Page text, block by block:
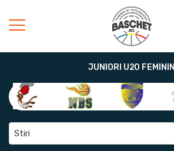
JUNIORI U20 FEMININ
Stiri